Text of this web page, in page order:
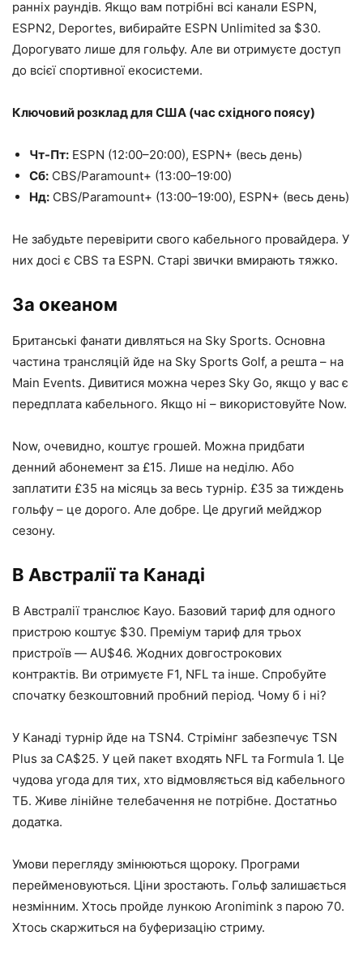
ранніх раундів. Якщо вам потрібні всі канали ESPN,
ESPN2, Deportes, вибирайте ESPN Unlimited за $30.
Дорогувато лише для гольфу. Але ви отримуєте доступ
до всієї спортивної екосистеми.
Ключовий розклад для США (час східного поясу)
Чт-Пт: ESPN (12:00–20:00), ESPN+ (весь день)
Сб: CBS/Paramount+ (13:00–19:00)
Нд: CBS/Paramount+ (13:00–19:00), ESPN+ (весь день)
Не забудьте перевірити свого кабельного провайдера. У
них досі є CBS та ESPN. Старі звички вмирають тяжко.
За океаном
Британські фанати дивляться на Sky Sports. Основна
частина трансляцій йде на Sky Sports Golf, а решта – на
Main Events. Дивитися можна через Sky Go, якщо у вас є
передплата кабельного. Якщо ні – використовуйте Now.
Now, очевидно, коштує грошей. Можна придбати
денний абонемент за £15. Лише на неділю. Або
заплатити £35 на місяць за весь турнір. £35 за тиждень
гольфу – це дорого. Але добре. Це другий мейджор
сезону.
В Австралії та Канаді
В Австралії транслює Kayo. Базовий тариф для одного
пристрою коштує $30. Преміум тариф для трьох
пристроїв — AU$46. Жодних довгострокових
контрактів. Ви отримуєте F1, NFL та інше. Спробуйте
спочатку безкоштовний пробний період. Чому б і ні?
У Канаді турнір йде на TSN4. Стрімінг забезпечує TSN
Plus за CA$25. У цей пакет входять NFL та Formula 1. Це
чудова угода для тих, хто відмовляється від кабельного
ТБ. Живе лінійне телебачення не потрібне. Достатньо
додатка.
Умови перегляду змінюються щороку. Програми
перейменовуються. Ціни зростають. Гольф залишається
незмінним. Хтось пройде лункою Aronimink з парою 70.
Хтось скаржиться на буферизацію стриму.